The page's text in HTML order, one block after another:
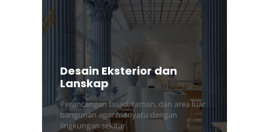
Desain Eksterior dan
Lanskap
Perancangan fasad, taman, dan area luar
bangunan agar menyatu dengan
lingkungan sekitar.